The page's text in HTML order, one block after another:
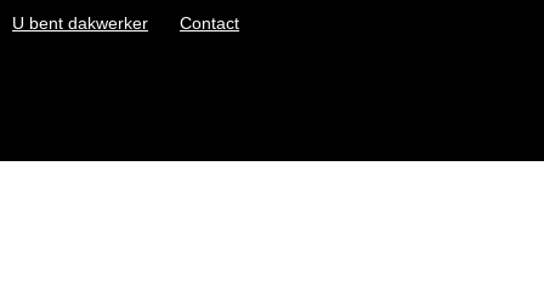
U bent dakwerker
Contact